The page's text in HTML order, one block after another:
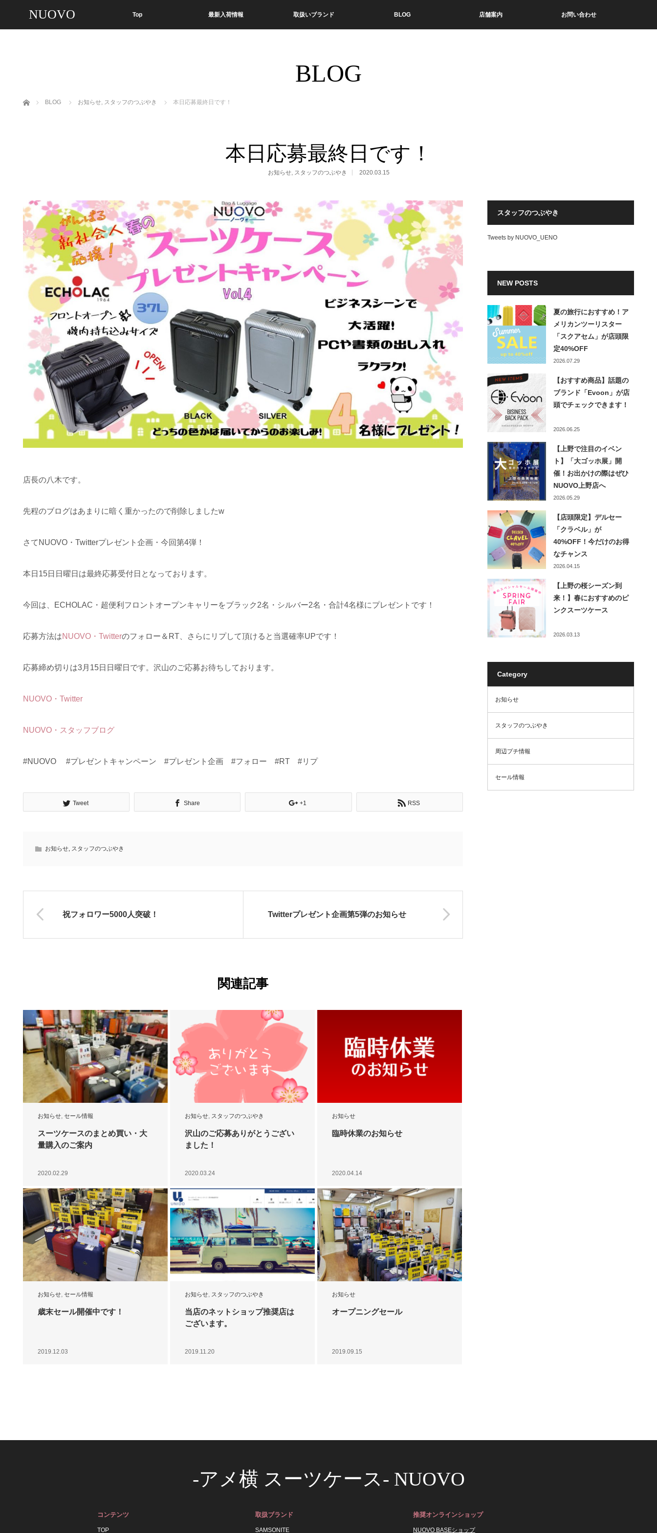
NUOVO Top 最新入荷情報 取扱いブランド BLOG 店舗案内 お問い合わせ
BLOG
ホーム BLOG お知らせ, スタッフのつぶやき 本日応募最終日です！
本日応募最終日です！
お知らせ, スタッフのつぶやき 2020.03.15
店長の八木です。
先程のブログはあまりに暗く重かったので削除しましたw
さてNUOVO・Twitterプレゼント企画・今回第4弾！
本日15日日曜日は最終応募受付日となっております。
今回は、ECHOLAC・超便利フロントオープンキャリーをブラック2名・シルバー2名・合計4名様にプレゼントです！
応募方法はNUOVO・Twitterのフォロー＆RT、さらにリプして頂けると当選確率UPです！
応募締め切りは3月15日日曜日です。沢山のご応募お待ちしております。
NUOVO・Twitter
NUOVO・スタッフブログ
#NUOVO #プレゼントキャンペーン #プレゼント企画 #フォロー #RT #リプ
Tweet Share +1 RSS
お知らせ, スタッフのつぶやき
祝フォロワー5000人突破！ Twitterプレゼント企画第5弾のお知らせ
関連記事
お知らせ, セール情報
スーツケースのまとめ買い・大
量購入のご案内
2020.02.29
お知らせ, スタッフのつぶやき
沢山のご応募ありがとうござい
ました！
2020.03.24
お知らせ
臨時休業のお知らせ
2020.04.14
お知らせ, セール情報
歳末セール開催中です！
2019.12.03
お知らせ, スタッフのつぶやき
当店のネットショップ推奨店は
ございます。
2019.11.20
お知らせ
オープニングセール
2019.09.15
スタッフのつぶやき
Tweets by NUOVO_UENO
NEW POSTS
夏の旅行におすすめ！ア
メリカンツーリスター
「スクアセム」が店頭限
定40%OFF
2026.07.29
【おすすめ商品】話題の
ブランド「Evoon」が店
頭でチェックできます！
2026.06.25
【上野で注目のイベン
ト】「大ゴッホ展」開
催！お出かけの際はぜひ
NUOVO上野店へ
2026.05.29
【店頭限定】デルセー
「クラベル」が
40%OFF！今だけのお得
なチャンス
2026.04.15
【上野の桜シーズン到
来！】春におすすめのピ
ンクスーツケース
2026.03.13
Category
お知らせ
スタッフのつぶやき
周辺プチ情報
セール情報
-アメ横 スーツケース- NUOVO
コンテンツ
TOP
取扱ブランド
SAMSONITE
推奨オンラインショップ
NUOVO BASEショップ